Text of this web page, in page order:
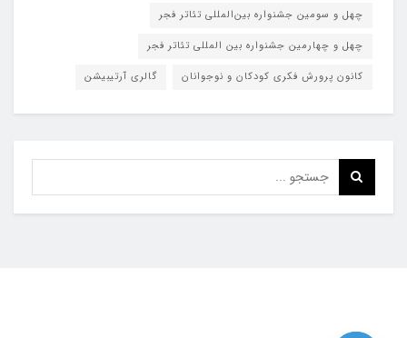
چهل و سومین جشنواره بین‌المللی تئاتر فجر
چهل و چهارمین جشنواره بین المللی تئاتر فجر
کانون پرورش فکری کودکان و نوجوانان
گالری آرتیبیشن